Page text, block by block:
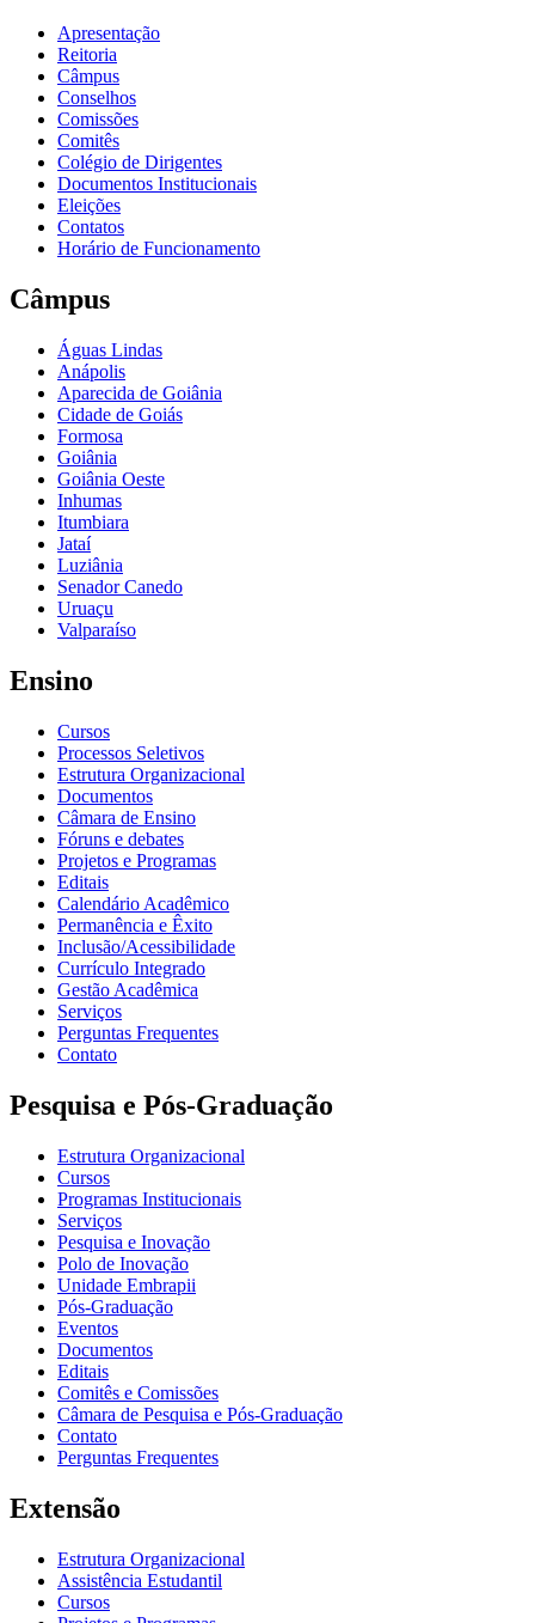
Apresentação
Reitoria
Câmpus
Conselhos
Comissões
Comitês
Colégio de Dirigentes
Documentos Institucionais
Eleições
Contatos
Horário de Funcionamento
Câmpus
Águas Lindas
Anápolis
Aparecida de Goiânia
Cidade de Goiás
Formosa
Goiânia
Goiânia Oeste
Inhumas
Itumbiara
Jataí
Luziânia
Senador Canedo
Uruaçu
Valparaíso
Ensino
Cursos
Processos Seletivos
Estrutura Organizacional
Documentos
Câmara de Ensino
Fóruns e debates
Projetos e Programas
Editais
Calendário Acadêmico
Permanência e Êxito
Inclusão/Acessibilidade
Currículo Integrado
Gestão Acadêmica
Serviços
Perguntas Frequentes
Contato
Pesquisa e Pós-Graduação
Estrutura Organizacional
Cursos
Programas Institucionais
Serviços
Pesquisa e Inovação
Polo de Inovação
Unidade Embrapii
Pós-Graduação
Eventos
Documentos
Editais
Comitês e Comissões
Câmara de Pesquisa e Pós-Graduação
Contato
Perguntas Frequentes
Extensão
Estrutura Organizacional
Assistência Estudantil
Cursos